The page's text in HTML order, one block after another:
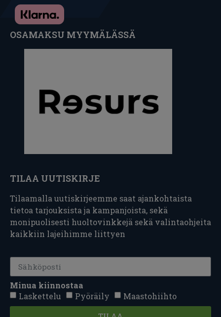
OSAMAKSU MYYMÄLÄSSÄ
TILAA UUTISKIRJE
Tilaamalla uutiskirjeemme saat ajankohtaista
tietoa tarjouksista ja kampanjoista, sekä
monipuolisesti huoltovinkkejä sekä valintaohjeita
kaikkiin lajeihimme liittyen
Minua kiinnostaa
Laskettelu
Pyöräily Maastohiihto